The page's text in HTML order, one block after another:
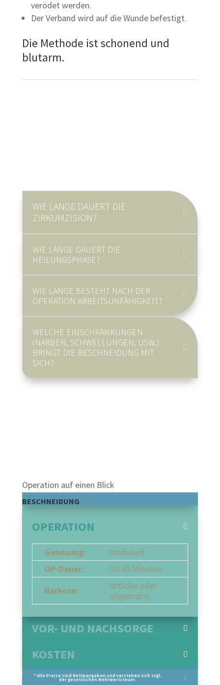
verödet werden.
Der Verband wird auf die Wunde befestigt.
Die Methode ist schonend und
blutarm.
WIE LANGE DAUERT DIE
ZIRKUMZISION?
WIE LANGE DAUERT DIE
HEILUNGSPHASE?
WIE LANGE BESTEHT NACH DER
OPERATION ARBEITSUNFÄHIGKEIT?
WELCHE EINSCHRÄNKUNGEN
(NARBEN, SCHWELLUNGEN, USW.)
BRINGT DIE BESCHNEIDUNG MIT
SICH?
Operation auf einen Blick
BESCHNEIDUNG
OPERATION
Genesung:
Ambulant
OP-Dauer:
30-40 Minuten
Narkose:
örtliche oder
allgemeine
VOR- UND NACHSORGE
KOSTEN
* Alle Preise sind Nettoangaben und verstehen sich zzgl.
der gesetzlichen Mehrwertsteuer.